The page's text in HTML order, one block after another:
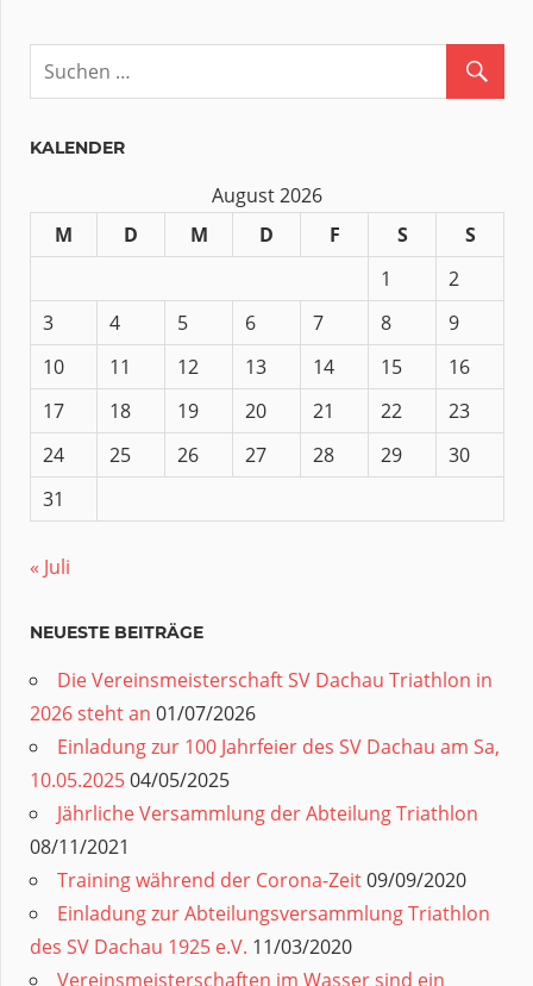
KALENDER
August 2026
M
D M D F S
S
1
2
3
4 5 6 7 8
9
10
11 12 13 14 15
16
17
18 19 20 21 22
23
24
25 26 27 28 29
30
31
« Juli
NEUESTE BEITRÄGE
Die Vereinsmeisterschaft SV Dachau Triathlon in
2026 steht an 01/07/2026
Einladung zur 100 Jahrfeier des SV Dachau am Sa,
10.05.202504/05/2025
Jährliche Versammlung der Abteilung Triathlon
08/11/2021
Training während der Corona-Zeit09/09/2020
Einladung zur Abteilungsversammlung Triathlon
des SV Dachau 1925 e.V. 11/03/2020
Vereinsmeisterschaften im Wasser sind ein